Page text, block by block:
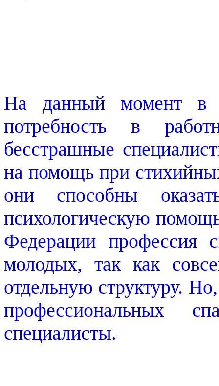
На данный момент в
потребность в
бесстрашные
на помощь при
они способны
психологическую
Федерации профессия
молодых, так как
отдельную структуру.
профессиональных
специалисты.